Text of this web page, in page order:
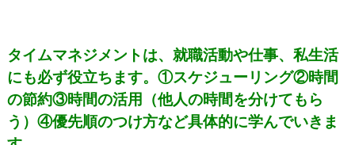
タイムマネジメントは、就職活動や仕事、私生活
にも必ず役立ちます。①スケジューリング②時間
の節約③時間の活用（他人の時間を分けてもら
う）④優先順のつけ方など具体的に学んでいきま